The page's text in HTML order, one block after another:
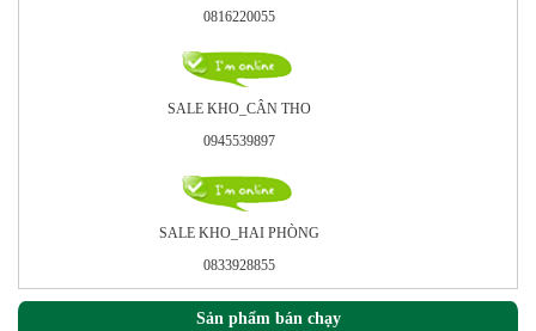
0816220055
SALE KHO_CÂN THO
0945539897
SALE KHO_HAI PHÒNG
0833928855
Sản phẩm bán chạy